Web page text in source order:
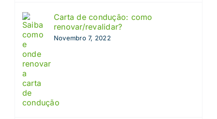
Carta de condução: como
renovar/revalidar?
Novembro 7, 2022